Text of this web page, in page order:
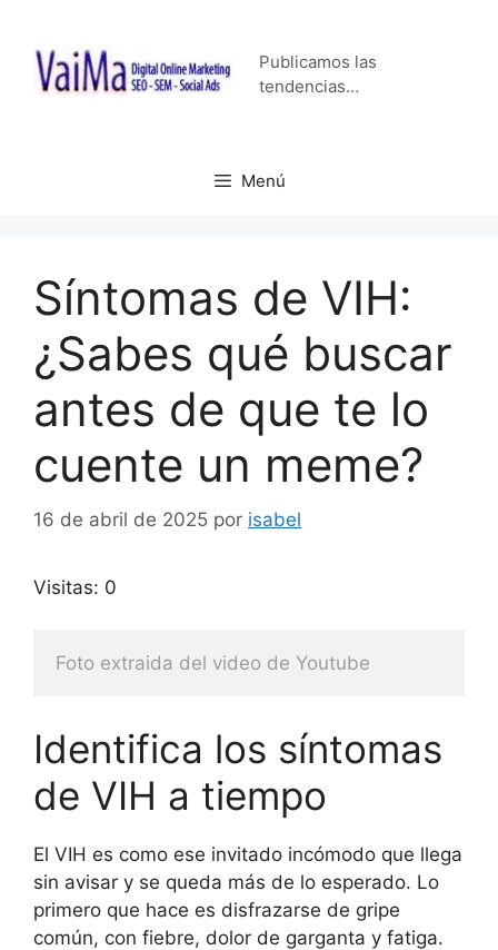
contenido
Publicamos las
tendencias…
Menú
Síntomas de VIH:
¿Sabes qué buscar
antes de que te lo
cuente un meme?
16 de abril de 2025 por isabel
Visitas: 0
Foto extraida del video de Youtube
Identifica los síntomas
de VIH a tiempo
El VIH es como ese invitado incómodo que llega
sin avisar y se queda más de lo esperado. Lo
primero que hace es disfrazarse de gripe
común, con fiebre, dolor de garganta y fatiga.